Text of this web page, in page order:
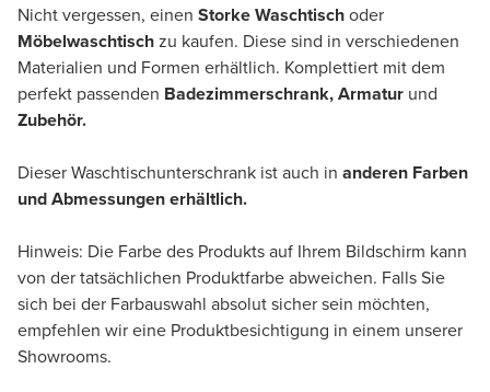
Nicht vergessen, einen Storke Waschtischoder
Möbelwaschtischzu kaufen. Diese sind in verschiedenen
Materialien und Formen erhältlich. Komplettiert mit dem
perfekt passenden Badezimmerschrank, Armatur und
Zubehör.
Dieser Waschtischunterschrank ist auch in anderen Farben
und Abmessungen erhältlich.
Hinweis: Die Farbe des Produkts auf Ihrem Bildschirm kann
von der tatsächlichen Produktfarbe abweichen. Falls Sie
sich bei der Farbauswahl absolut sicher sein möchten,
empfehlen wir eine Produktbesichtigung in einem unserer
Showrooms.